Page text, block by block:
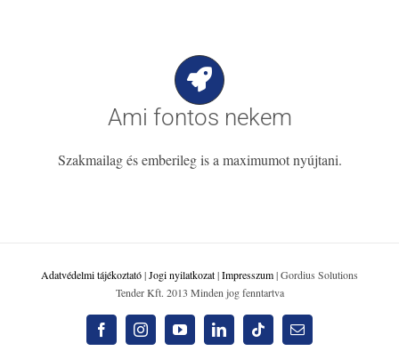
Ami fontos nekem
Szakmailag és emberileg is a maximumot nyújtani.
Adatvédelmi tájékoztató|Jogi nyilatkozat|Impresszum| Gordius Solutions
Tender Kft. 2013 Minden jog fenntartva
FacebookInstagramYouTubeLinkedInTiktokEmail: